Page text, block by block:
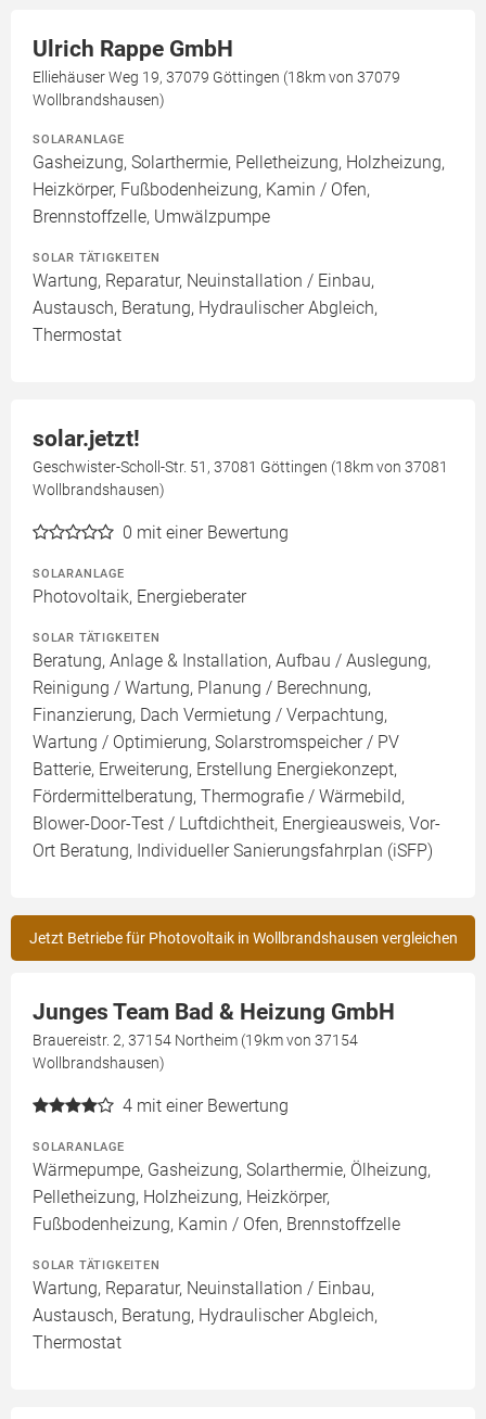
Ulrich Rappe GmbH
Elliehäuser Weg 19, 37079 Göttingen (18km von 37079
Wollbrandshausen)
SOLARANLAGE
Gasheizung, Solarthermie, Pelletheizung, Holzheizung,
Heizkörper, Fußbodenheizung, Kamin / Ofen,
Brennstoffzelle, Umwälzpumpe
SOLAR TÄTIGKEITEN
Wartung, Reparatur, Neuinstallation / Einbau,
Austausch, Beratung, Hydraulischer Abgleich,
Thermostat
solar.jetzt!
Geschwister-Scholl-Str. 51, 37081 Göttingen (18km von 37081
Wollbrandshausen)
0 mit einer Bewertung
SOLARANLAGE
Photovoltaik, Energieberater
SOLAR TÄTIGKEITEN
Beratung, Anlage & Installation, Aufbau / Auslegung,
Reinigung / Wartung, Planung / Berechnung,
Finanzierung, Dach Vermietung / Verpachtung,
Wartung / Optimierung, Solarstromspeicher / PV
Batterie, Erweiterung, Erstellung Energiekonzept,
Fördermittelberatung, Thermografie / Wärmebild,
Blower-Door-Test / Luftdichtheit, Energieausweis, Vor-
Ort Beratung, Individueller Sanierungsfahrplan (iSFP)
Jetzt Betriebe für Photovoltaik in Wollbrandshausen vergleichen
Junges Team Bad & Heizung GmbH
Brauereistr. 2, 37154 Northeim (19km von 37154
Wollbrandshausen)
4 mit einer Bewertung
SOLARANLAGE
Wärmepumpe, Gasheizung, Solarthermie, Ölheizung,
Pelletheizung, Holzheizung, Heizkörper,
Fußbodenheizung, Kamin / Ofen, Brennstoffzelle
SOLAR TÄTIGKEITEN
Wartung, Reparatur, Neuinstallation / Einbau,
Austausch, Beratung, Hydraulischer Abgleich,
Thermostat